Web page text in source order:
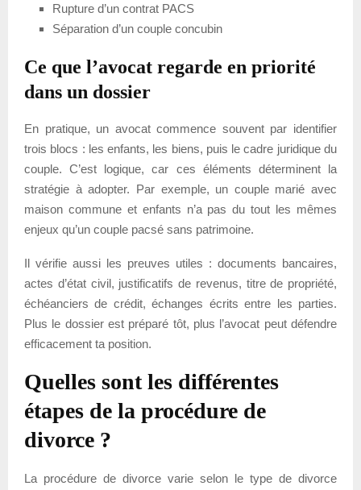
Rupture d’un contrat PACS
Séparation d’un couple concubin
Ce que l’avocat regarde en priorité
dans un dossier
En pratique, un avocat commence souvent par identifier
trois blocs : les enfants, les biens, puis le cadre juridique du
couple. C’est logique, car ces éléments déterminent la
stratégie à adopter. Par exemple, un couple marié avec
maison commune et enfants n’a pas du tout les mêmes
enjeux qu’un couple pacsé sans patrimoine.
Il vérifie aussi les preuves utiles : documents bancaires,
actes d’état civil, justificatifs de revenus, titre de propriété,
échéanciers de crédit, échanges écrits entre les parties.
Plus le dossier est préparé tôt, plus l’avocat peut défendre
efficacement ta position.
Quelles sont les différentes
étapes de la procédure de
divorce ?
La procédure de divorce varie selon le type de divorce